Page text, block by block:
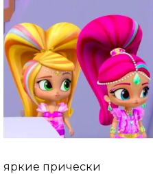
яркие прически